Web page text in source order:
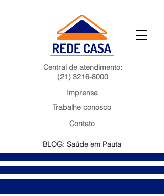
Central de atendimento:
(21) 3216-8000
Imprensa
Trabalhe conosco
Contato
BLOG: Saúde em Pauta